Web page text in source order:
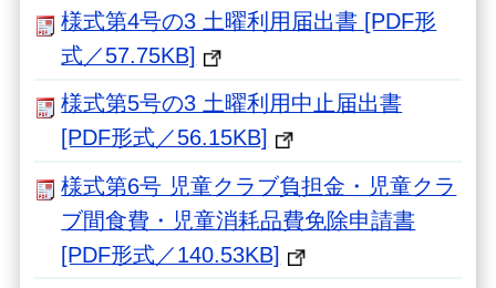
様式第4号の3 土曜利用届出書 [PDF形
式／57.75KB]
様式第5号の3 土曜利用中止届出書
[PDF形式／56.15KB]
様式第6号 児童クラブ負担金・児童クラ
ブ間食費・児童消耗品費免除申請書
[PDF形式／140.53KB]